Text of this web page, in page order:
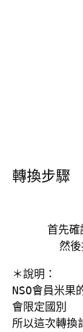
轉換步驟
首先確
然
＊說明：
NSO會員米果
會限定國別
所以這次轉換